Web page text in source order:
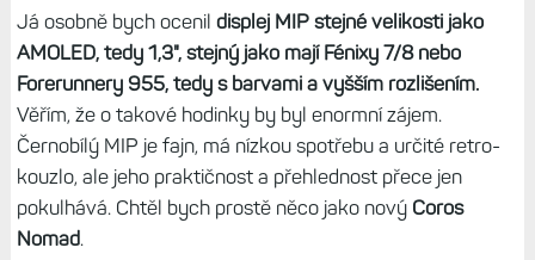
oproti Forerunnerům či Fénixům ochuzené o řadu
pokročilých běžeckých a tréninkových metrik, nemají
mapy,je tu jen starší snímač Elevate 4. Právě toto může
způsobit nižší zájem - věřím, že řada uživatelů by chtěla
něco jako Fénixy, ale v těle Instinctů. Jak se mi Instincty
líbí, některé funkce mi tam prostě chybí.
Nepřehlédněte:Srovnání hodinek Instinct 3 a Fénix 8: V
čem se levnější a odolnější model liší od dražšího a